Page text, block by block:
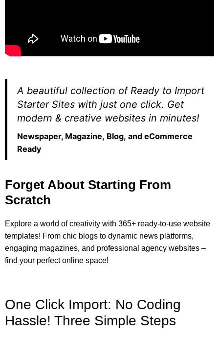
A beautiful collection of Ready to Import
Starter Sites with just one click. Get
modern & creative websites in minutes!
Newspaper, Magazine, Blog, and eCommerce
Ready
Forget About Starting From
Scratch
Explore a world of creativity with 365+ ready-to-use website
templates! From chic blogs to dynamic news platforms,
engaging magazines, and professional agency websites –
find your perfect online space!
One Click Import: No Coding
Hassle! Three Simple Steps